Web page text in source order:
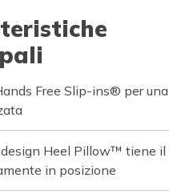
Free Slip-ins® per una
design Heel Pillow™ tiene il
in posizione